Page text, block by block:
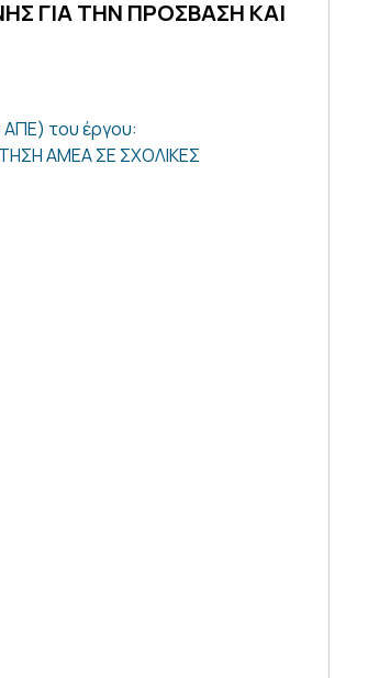
ΓΙΑ ΤΗΝ ΠΡΟΣΒΑΣΗ ΚΑΙ
ΑΠΕ) του έργου:
ΑΜΕΑ ΣΕ ΣΧΟΛΙΚΕΣ